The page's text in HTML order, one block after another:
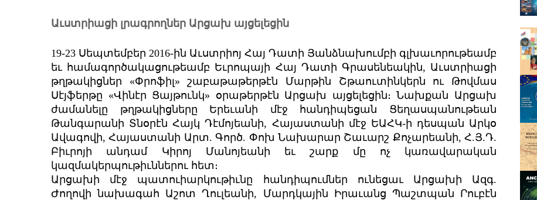
Աւստրիացի լրագրողներ Արցախ այցելեցին
19-23 Սեպտեմբեր 2016-ին Աւստրիոյ Հայ Դատի Յանձնախումբի գլխաւորութեամբ
եւ համագործակացութեամբ Եւրոպայի Հայ Դատի Գրասենեակին, Աւստրիացի
թղթակիցներ «Փրոֆիլ» շաբաթաթերթէն Մարթին Շթաուտինկերն ու Թովմաս
Սէյֆերթը «Վինէր Ցայթունկ» օրաթերթէն Արցախ այցելեցին։ Նախքան Արցախ
ժամանելը թղթակիցները Երեւանի մէջ հանդիպեցան Ցեղասպանութեան
Թանգարանի Տնօրէն Հայկ Դէմոյեանի, Հայաստանի մէջ ԵԱՀԿ-ի դեսպան Արկօ
Ավագովի, Հայաստանի Արտ. Գործ. Փոխ Նախարար Շաւարշ Քոչարեանի, Հ.Յ.Դ.
Բիւրոյի անդամ Կիրոյ Մանոյեանի եւ շարք մը ոչ կառավարական
կազմակերպութիւններու հետ։
Արցախի մէջ պատուիարկութիւնը հանդիպումներ ունեցաւ Արցախի Ազգ.
Ժողովի նախագահ Աշոտ Ղուլեանի, Մարդկային Իրաւանց Պաշտպան Րուբէն